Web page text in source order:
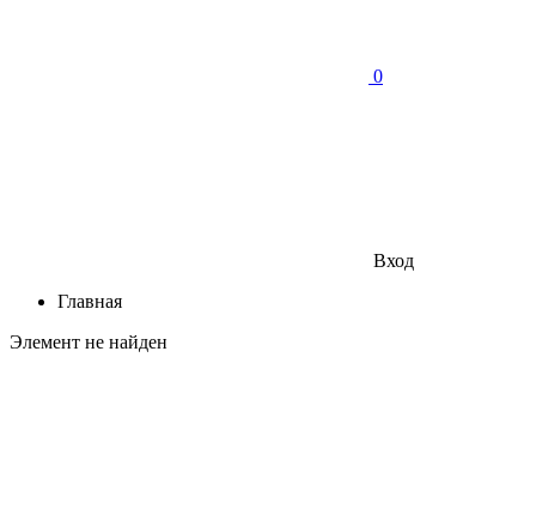
0
Вход
Главная
Элемент не найден